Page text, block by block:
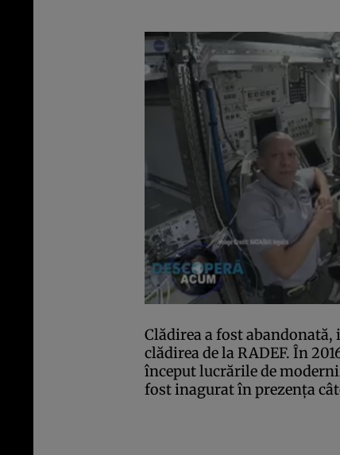
Clădirea a fost
clădirea de la RADEF. În
început lucrările de
fost inagurat în prezenţa